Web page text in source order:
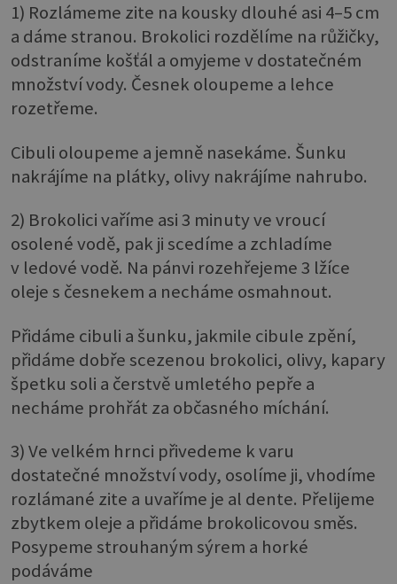
1) Rozlámeme zite na kousky dlouhé asi 4–5 cm
a dáme stranou. Brokolici rozdělíme na růžičky,
odstraníme košťál a omyjeme v dostatečném
množství vody. Česnek oloupeme a lehce
rozetřeme.
Cibuli oloupeme a jemně nasekáme. Šunku
nakrájíme na plátky, olivy nakrájíme nahrubo.
2) Brokolici vaříme asi 3 minuty ve vroucí
osolené vodě, pak ji scedíme a zchladíme
v ledové vodě. Na pánvi rozehřejeme 3 lžíce
oleje s česnekem a necháme osmahnout.
Přidáme cibuli a šunku, jakmile cibule zpění,
přidáme dobře scezenou brokolici, olivy, kapary
špetku soli a čerstvě umletého pepře a
necháme prohřát za občasného míchání.
3) Ve velkém hrnci přivedeme k varu
dostatečné množství vody, osolíme ji, vhodíme
rozlámané zite a uvaříme je al dente. Přelijeme
zbytkem oleje a přidáme brokolicovou směs.
Posypeme strouhaným sýrem a horké
podáváme